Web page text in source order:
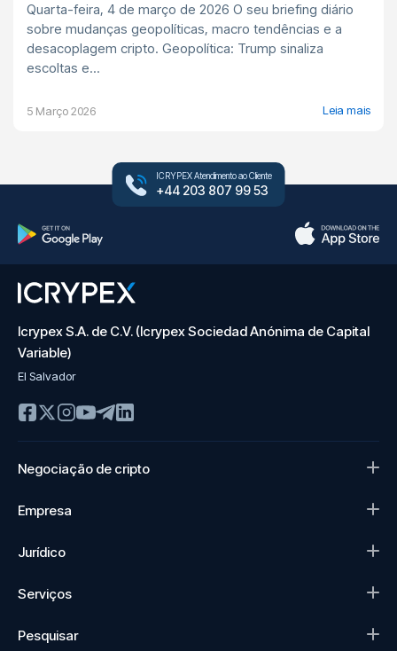
Quarta-feira, 4 de março de 2026 O seu briefing diário
sobre mudanças geopolíticas, macro tendências e a
desacoplagem cripto. Geopolítica: Trump sinaliza
escoltas e...
5 Março 2026 Leia mais
ICRYPEX Atendimento ao Cliente
+44 203 807 99 53
Icrypex S.A. de C.V. (Icrypex Sociedad Anónima de Capital
Variable)
El Salvador
Negociação de cripto
Empresa
Jurídico
Serviços
Pesquisar